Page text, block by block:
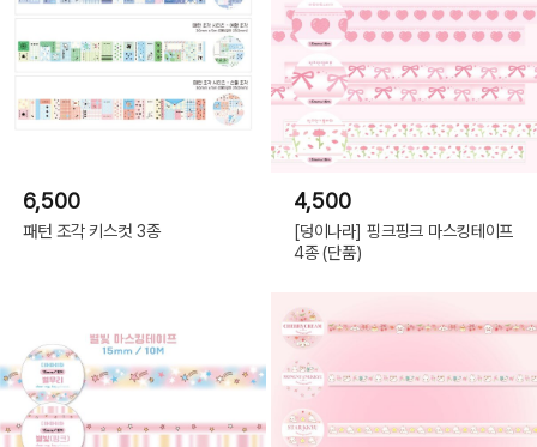
6,500
패턴 조각 키스컷 3종
4,500
[덩이나라] 핑크핑크 마스킹테이프
4종 (단품)